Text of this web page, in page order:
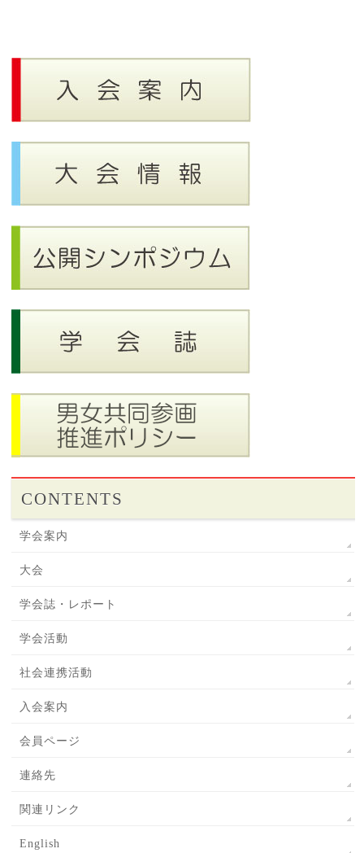
CONTENTS
学会案内
大会
学会誌・レポート
学会活動
社会連携活動
入会案内
会員ページ
連絡先
関連リンク
English